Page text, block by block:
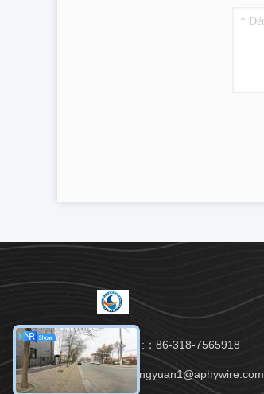
Téléphone :：86-318-7565918
e-mail：hengyuan1@aphywire.com